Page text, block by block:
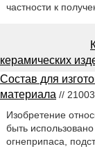
частности к
керамических
Состав для
материала //
Изобретение
быть использовано
огнеприпаса,